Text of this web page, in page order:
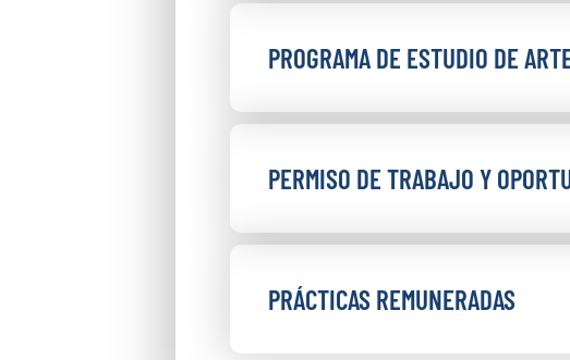
PROGRAMA DE ESTUDIO DE
PERMISO DE TRABAJO Y
PRÁCTICAS REMUNERADAS